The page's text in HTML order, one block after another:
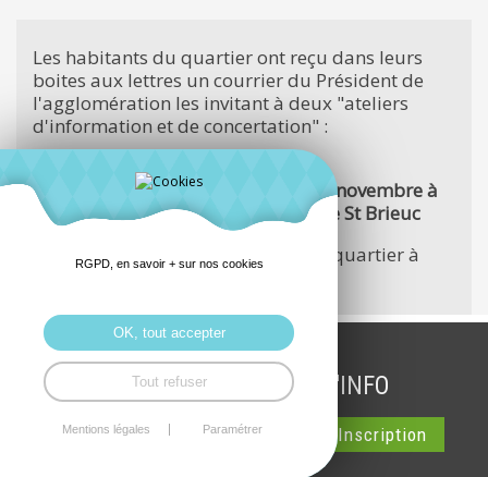
Les habitants du quartier ont reçu dans leurs
boites aux lettres un courrier du Président de
l'agglomération les invitant à deux "ateliers
d'information et de concertation" :
Le deuxième atelier aura lieu le 27 novembre à
18h30, salle des conseils , Mairie de St Brieuc
Le CAR invite tous les habitants du quartier à
participer à ces réunions..
INSCRIPTION LETTRE D'INFO
RGPD, en savoir + sur nos cookies
OK, tout accepter
Tout refuser
Mentions légales Paramétrer